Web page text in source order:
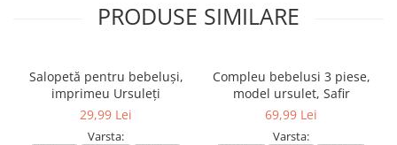
PRODUSE SIMILARE
Salopetă pentru bebeluși,
imprimeu Ursuleți
29,99 Lei
Varsta:
Compleu bebelusi 3 piese,
model ursulet, Safir
69,99 Lei
Varsta: